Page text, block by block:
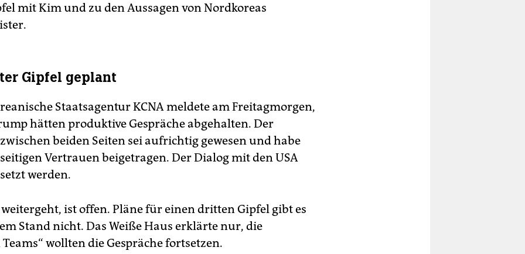
mit Kim und zu den Aussagen von Nordkoreas
Gipfel geplant
Staatsagentur KCNA meldete am Freitagmorgen,
hätten produktive Gespräche abgehalten. Der
beiden Seiten sei aufrichtig gewesen und habe
Vertrauen beigetragen. Der Dialog mit den USA
werden.
weitergeht, ist offen. Pläne für einen dritten Gipfel gibt es
Stand nicht. Das Weiße Haus erklärte nur, die
wollten die Gespräche fortsetzen.